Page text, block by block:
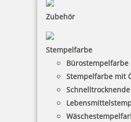
Zubehör
Stempelfarbe
Bürostempelfarbe
Stempelfarbe mit
Trodat Classic Datumstempel 2920/
36,78